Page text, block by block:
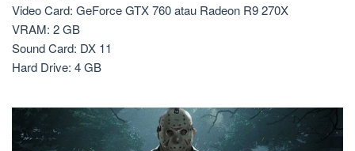
Video Card: GeForce GTX 760 atau Radeon R9 270X
VRAM: 2 GB
Sound Card: DX 11
Hard Drive: 4 GB